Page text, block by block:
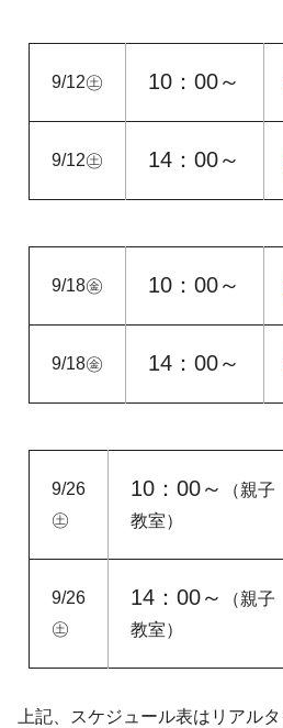
9/12㊏ 10：00～
9/12㊏ 14：00～
9/18㊎ 10：00～
9/18㊎ 14：00～
9/26
㊏
10：00～
（親子
教室）
9/26
㊏
14：00～
（親子
教室）
上記、スケジュール表はリアル